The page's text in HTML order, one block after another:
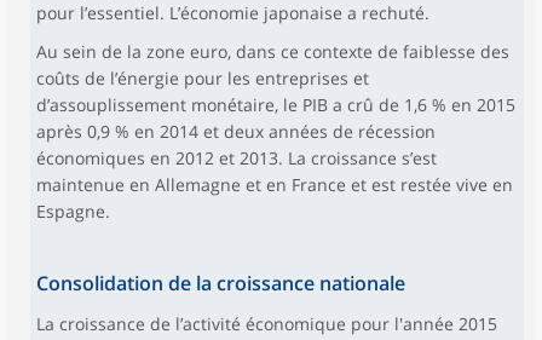
pour l’essentiel. L’économie japonaise a rechuté.
Au sein de la zone euro, dans ce contexte de faiblesse des
coûts de l’énergie pour les entreprises et
d’assouplissement monétaire, le PIB a crû de 1,6 % en 2015
après 0,9 % en 2014 et deux années de récession
économiques en 2012 et 2013. La croissance s’est
maintenue en Allemagne et en France et est restée vive en
Espagne.
Consolidation de la croissance nationale
La croissance de l’activité économique pour l'année 2015